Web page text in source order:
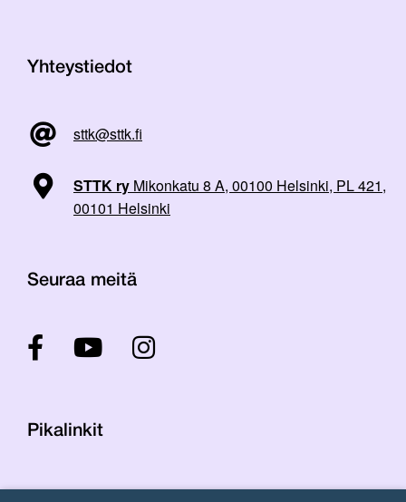
Yhteystiedot
sttk@sttk.fi
STTK ry Mikonkatu 8 A, 00100 Helsinki, PL 421,
00101 Helsinki
Seuraa meitä
Pikalinkit